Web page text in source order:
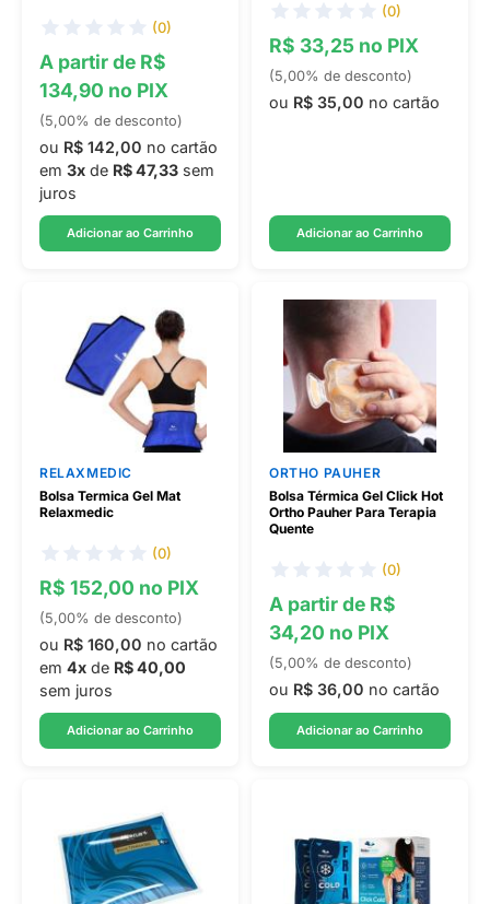
(0)
A partir de R$
134,90 no PIX
(5,00% de desconto)
ou R$ 142,00 no cartão
em 3x de R$ 47,33 sem
juros
Adicionar ao Carrinho
(0)
R$ 33,25 no PIX
(5,00% de desconto)
ou R$ 35,00 no cartão
Adicionar ao Carrinho
RELAXMEDIC
Bolsa Termica Gel Mat
Relaxmedic
(0)
R$ 152,00 no PIX
(5,00% de desconto)
ou R$ 160,00 no cartão
em 4x de R$ 40,00
sem juros
Adicionar ao Carrinho
ORTHO PAUHER
Bolsa Térmica Gel Click Hot
Ortho Pauher Para Terapia
Quente
(0)
A partir de R$
34,20 no PIX
(5,00% de desconto)
ou R$ 36,00 no cartão
Adicionar ao Carrinho